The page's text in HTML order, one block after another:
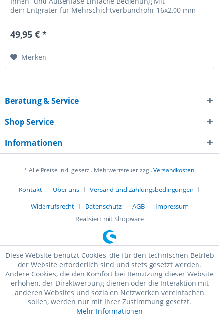
dem Entgrater für Mehrschichtverbundrohr 16x2,00 mm
49,95 € *
Merken
Beratung & Service
Shop Service
Informationen
* Alle Preise inkl. gesetzl. Mehrwertsteuer zzgl.Versandkosten.
Kontakt Über uns
Versand und Zahlungsbedingungen
Widerrufsrecht
Datenschutz AGB
Impressum
Realisiert mit Shopware
Diese Website benutzt Cookies, die für den technischen Betrieb
der Website erforderlich sind und stets gesetzt werden.
Andere Cookies, die den Komfort bei Benutzung dieser Website
erhöhen, der Direktwerbung dienen oder die Interaktion mit
anderen Websites und sozialen Netzwerken vereinfachen
sollen, werden nur mit Ihrer Zustimmung gesetzt.
Mehr Informationen